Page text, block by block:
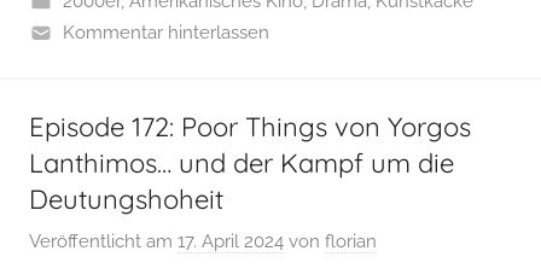
Kommentar hinterlassen
Episode 172: Poor Things von Yorgos
Lanthimos… und der Kampf um die
Deutungshoheit
Veröffentlicht am 17. April 2024 von florian